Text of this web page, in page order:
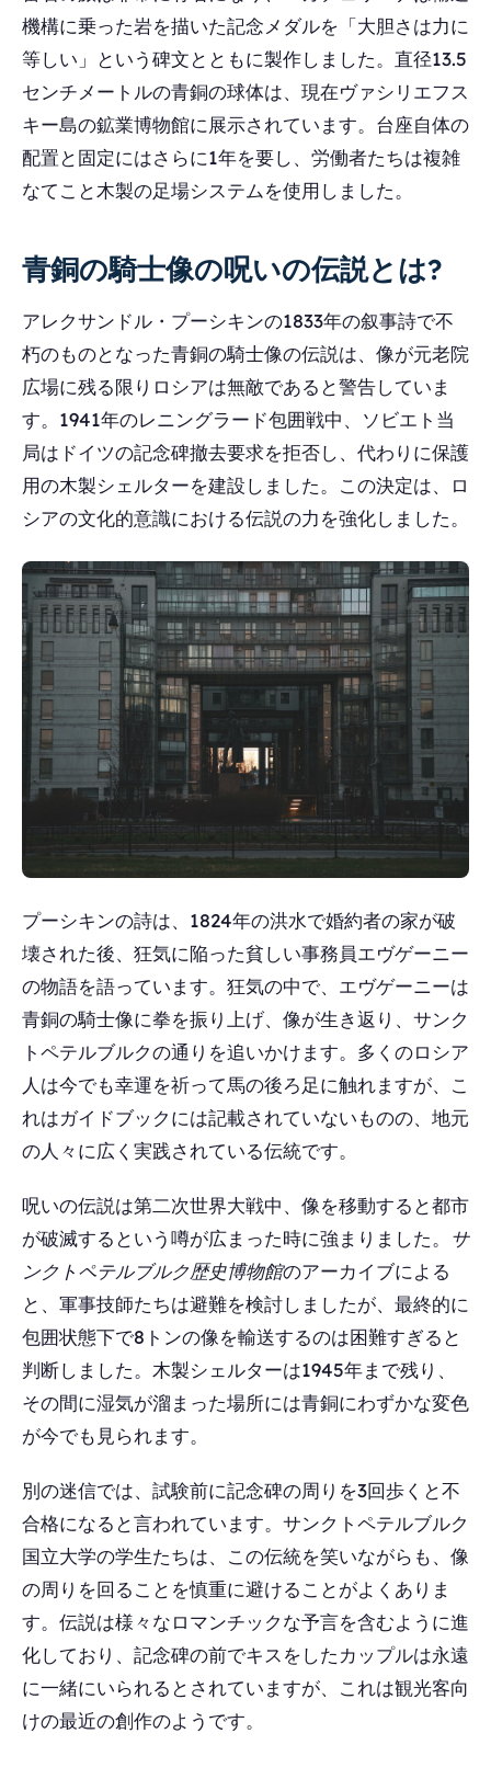
機構に乗った岩を描いた記念メダルを「大胆さは力に
等しい」という碑文とともに製作しました。直径13.5
センチメートルの青銅の球体は、現在ヴァシリエフス
キー島の鉱業博物館に展示されています。台座自体の
配置と固定にはさらに1年を要し、労働者たちは複雑
なてこと木製の足場システムを使用しました。
青銅の騎士像の呪いの伝説とは?
アレクサンドル・プーシキンの1833年の叙事詩で不
朽のものとなった青銅の騎士像の伝説は、像が元老院
広場に残る限りロシアは無敵であると警告していま
す。1941年のレニングラード包囲戦中、ソビエト当
局はドイツの記念碑撤去要求を拒否し、代わりに保護
用の木製シェルターを建設しました。この決定は、ロ
シアの文化的意識における伝説の力を強化しました。
プーシキンの詩は、1824年の洪水で婚約者の家が破
壊された後、狂気に陥った貧しい事務員エヴゲーニー
の物語を語っています。狂気の中で、エヴゲーニーは
青銅の騎士像に拳を振り上げ、像が生き返り、サンク
トペテルブルクの通りを追いかけます。多くのロシア
人は今でも幸運を祈って馬の後ろ足に触れますが、こ
れはガイドブックには記載されていないものの、地元
の人々に広く実践されている伝統です。
呪いの伝説は第二次世界大戦中、像を移動すると都市
が破滅するという噂が広まった時に強まりました。 サ
ンクトペテルブルク歴史博物館のアーカイブによる
と、軍事技師たちは避難を検討しましたが、最終的に
包囲状態下で8トンの像を輸送するのは困難すぎると
判断しました。木製シェルターは1945年まで残り、
その間に湿気が溜まった場所には青銅にわずかな変色
が今でも見られます。
別の迷信では、試験前に記念碑の周りを3回歩くと不
合格になると言われています。サンクトペテルブルク
国立大学の学生たちは、この伝統を笑いながらも、像
の周りを回ることを慎重に避けることがよくありま
す。伝説は様々なロマンチックな予言を含むように進
化しており、記念碑の前でキスをしたカップルは永遠
に一緒にいられるとされていますが、これは観光客向
けの最近の創作のようです。